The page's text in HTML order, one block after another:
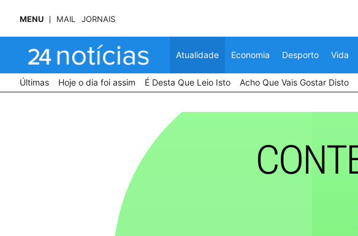
MENU MAIL JORNAIS
Atualidade Economia Desporto Vida
Últimas Hoje o dia foi assim É Desta Que Leio Isto Acho Que Vais Gostar Disto